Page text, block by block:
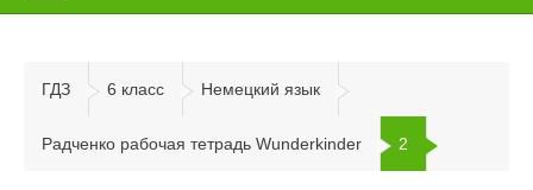
ГДЗ 6 класс Немецкий язык
Радченко рабочая тетрадь Wunderkinder 2